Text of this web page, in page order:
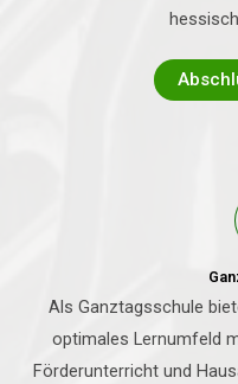
Als Ganztagsschule
optimales Lernumfeld
Förderunterricht und